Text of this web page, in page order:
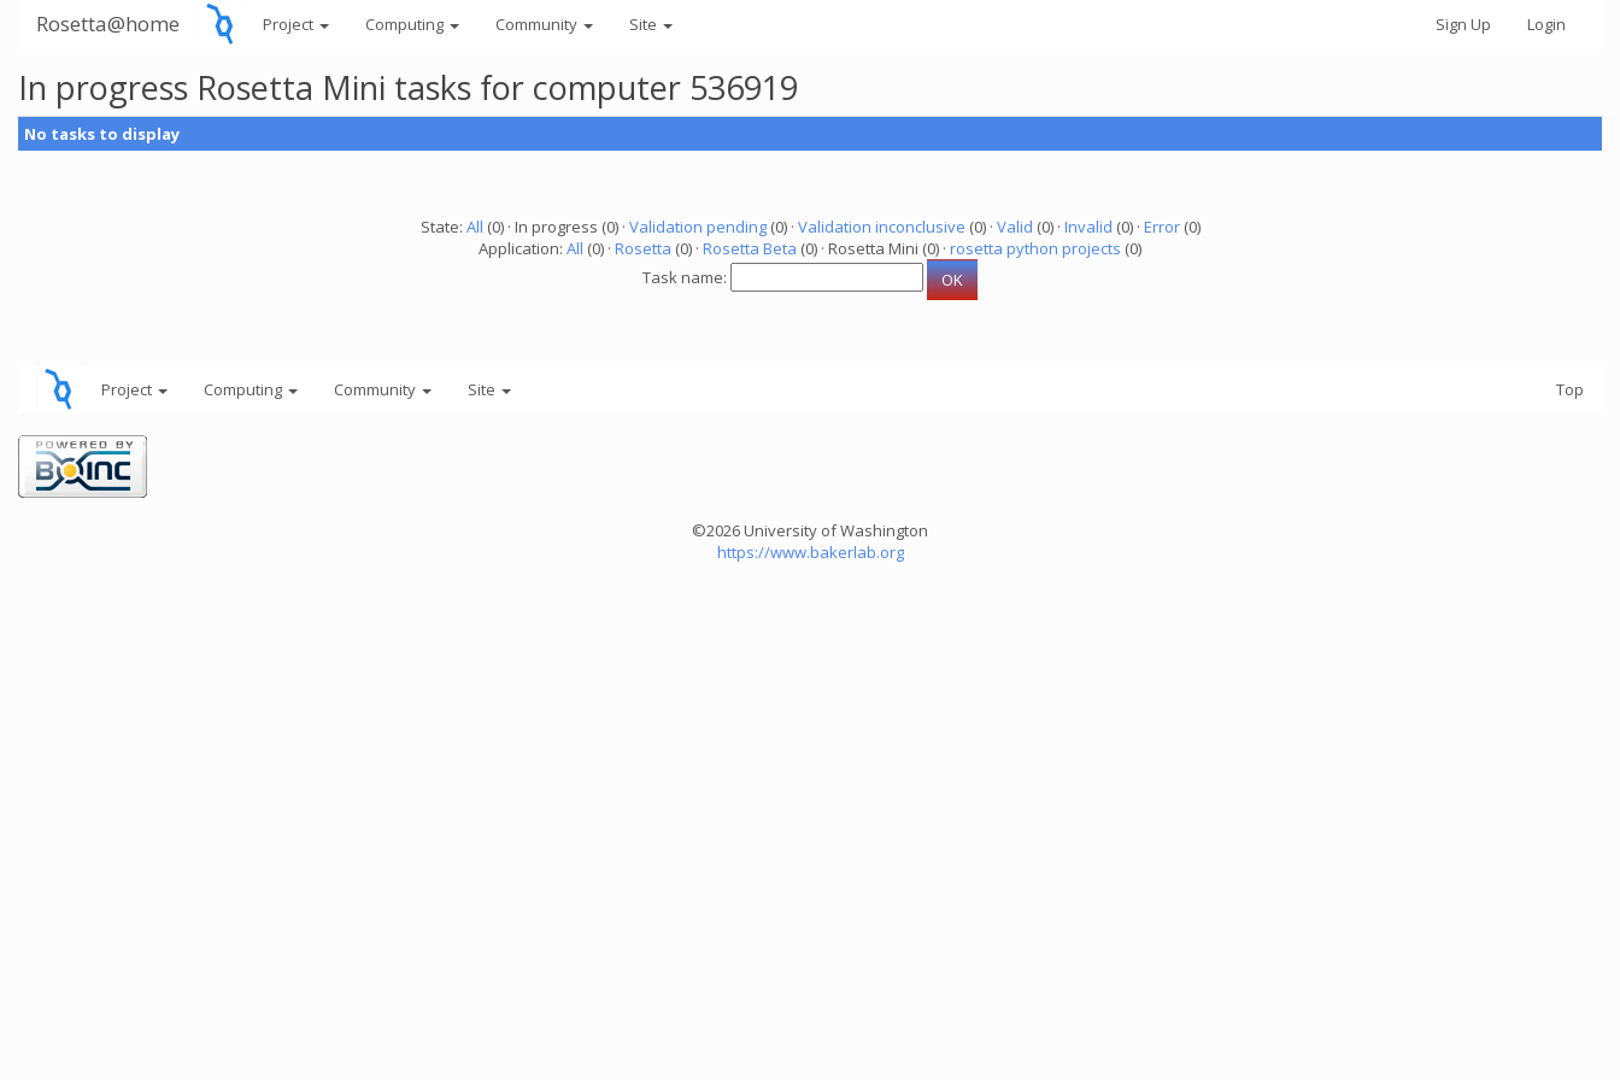
Rosetta@home Project Computing Community Site Sign Up Login
In progress Rosetta Mini tasks for computer 536919
No tasks to display
State: All (0) · In progress (0) · Validation pending(0) · Validation inconclusive (0) · Valid (0) · Invalid (0) · Error(0)
Application: All (0) · Rosetta (0) · Rosetta Beta (0) · Rosetta Mini (0) · rosetta python projects (0)
Task name:
Project Computing Community Site Top
©2026 University of Washington
https://www.bakerlab.org